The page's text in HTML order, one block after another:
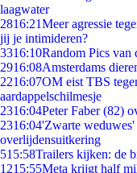
laagwater
2816:21Meer agressie
jij je intimideren?
3316:10Random Pics van
2916:08Amsterdams
2216:07OM eist TBS
aardappelschilmesje
2316:04Peter Faber (82)
2316:04'Zwarte
overlijdensuitkering
515:58Trailers kijken: de
1215:55Meta krijgt half